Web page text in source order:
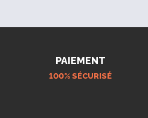
PAIEMENT
100% SÉCURISÉ